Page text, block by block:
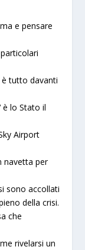
e pensare
particolari
è tutto davanti
è loStato il
Airport
navetta per
sono accollati
della crisi.
che
rivelarsi un